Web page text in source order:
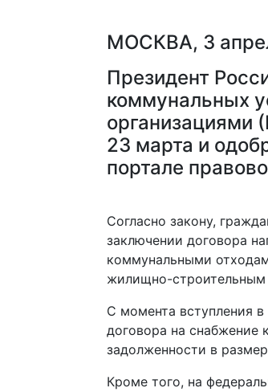
МОСКВА, 3
Президент
коммунальных
организациями
23 марта и
портале
Согласно закону,
заключении договора
коммунальными
жилищно-строительным
C момента вступления
договора на снабжение
задолженности в
Кроме того, на